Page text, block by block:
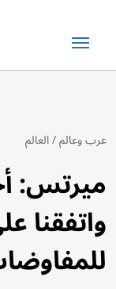
عرب وعالم/العالم
ميرتس:
واتفقنا